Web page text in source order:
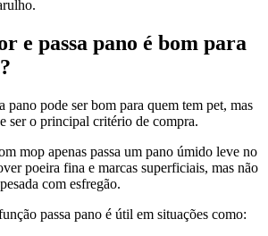
e passa pano é bom para
pano pode ser bom para quem tem pet, mas
ser o principal critério de compra.
mop apenas passa um pano úmido leve no
poeira fina e marcas superficiais, mas não
com esfregão.
passa pano é útil em situações como: